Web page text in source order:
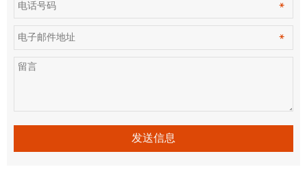
发送信息